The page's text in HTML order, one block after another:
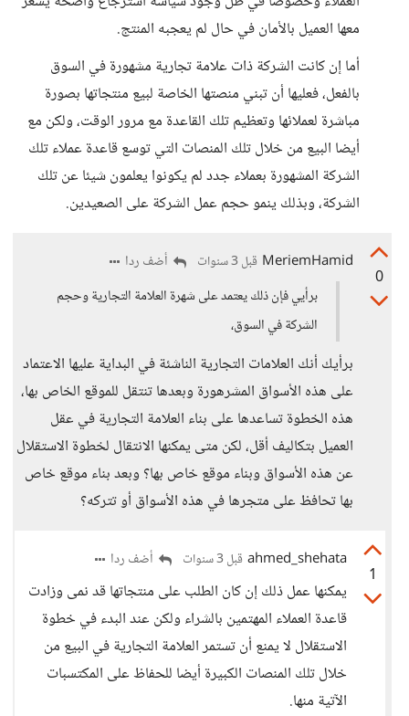
معها العميل بالأمان في حال لم يعجبه المنتج.
أما إن كانت الشركة ذات علامة تجارية مشهورة في السوق
بالفعل، فعليها أن تبني منصتها الخاصة لبيع منتجاتها بصورة
مباشرة لعملائها وتعظيم تلك القاعدة مع مرور الوقت، ولكن مع
أيضا البيع من خلال تلك المنصات التي توسع قاعدة عملاء تلك
الشركة المشهورة بعملاء جدد لم يكونوا يعلمون شيئا عن تلك
الشركة، وبذلك ينمو حجم عمل الشركة على الصعيدين.
0
MeriemHamid قبل 3 سنوات
أضف ردا
برأيي فإن ذلك يعتمد على شهرة العلامة التجارية وحجم
الشركة في السوق،
برأيك أنك العلامات التجارية الناشئة في البداية عليها الاعتماد
على هذه الأسواق المشرهورة وبعدها تنتقل للموقع الخاص بها،
هذه الخطوة تساعدها على بناء العلامة التجارية في عقل
العميل بتكاليف أقل، لكن متى يمكنها الانتقال لخطوة الاستقلال
عن هذه الأسواق وبناء موقع خاص بها؟ وبعد بناء موقع خاص
بها تحافظ على متجرها في هذه الأسواق أو تتركه؟
1
ahmed_shehata قبل 3 سنوات أضف ردا
يمكنها عمل ذلك إن كان الطلب على منتجاتها قد نمى وزادت
قاعدة العملاء المهتمين بالشراء ولكن عند البدء في خطوة
الاستقلال لا يمنع أن تستمر العلامة التجارية في البيع من
خلال تلك المنصات الكبيرة أيضا للحفاظ على المكتسبات
الآتية منها.